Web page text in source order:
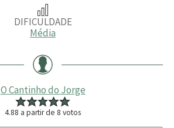
DIFICULDADE
Média
O Cantinho do Jorge
4.88 a partir de 8 votos